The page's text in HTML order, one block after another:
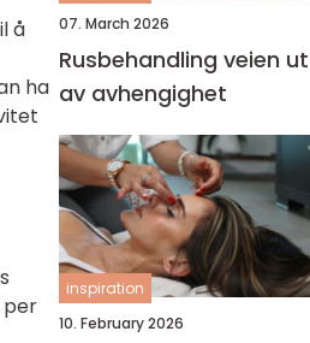
å
ha
per
07. March 2026
Rusbehandling veien ut
av avhengighet
inspiration
10. February 2026